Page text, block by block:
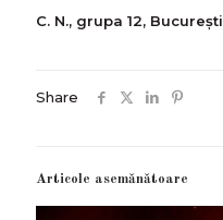
C. N., grupa 12, București
Share
Articole asemănătoare